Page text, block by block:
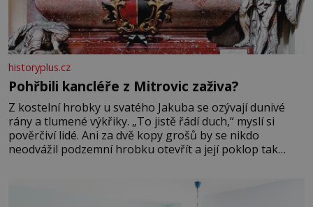
historyplus.cz
Pohřbili kancléře z Mitrovic zaživa?
Z kostelní hrobky u svatého Jakuba se ozývají dunivé
rány a tlumené výkřiky. „To jistě řádí duch,“ myslí si
pověrčiví lidé. Ani za dvě kopy grošů by se nikdo
neodvážil podzemní hrobku otevřít a její poklop tak